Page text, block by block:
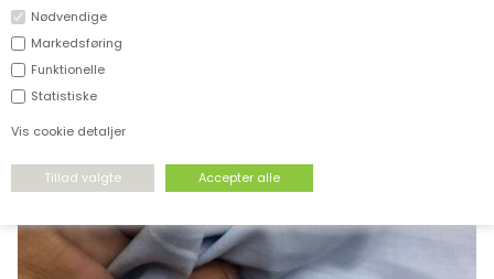
Nødvendige
Markedsføring
Funktionelle
Statistiske
Vis cookie detaljer